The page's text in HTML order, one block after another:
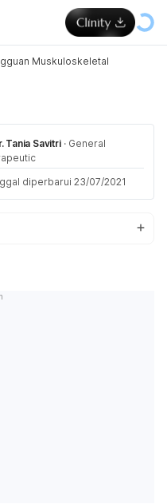
Muskuloskeletal
Tania Savitri · General
diperbarui 23/07/2021